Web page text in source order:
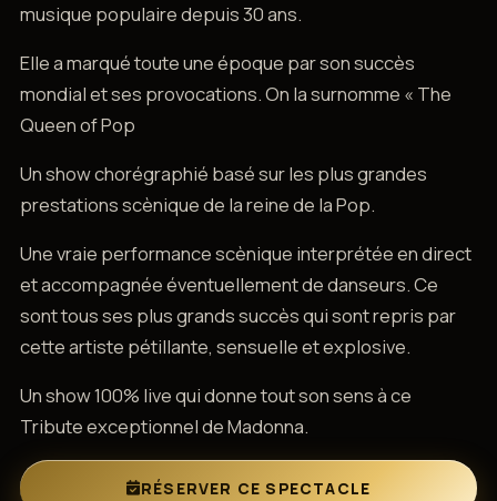
musique populaire depuis 30 ans.
Elle a marqué toute une époque par son succès
mondial et ses provocations. On la surnomme « The
Queen of Pop
Un show chorégraphié basé sur les plus grandes
prestations scènique de la reine de la Pop.
Une vraie performance scènique interprétée en direct
et accompagnée éventuellement de danseurs. Ce
sont tous ses plus grands succès qui sont repris par
cette artiste pétillante, sensuelle et explosive.
Un show 100% live qui donne tout son sens à ce
Tribute exceptionnel de Madonna.
RÉSERVER CE SPECTACLE